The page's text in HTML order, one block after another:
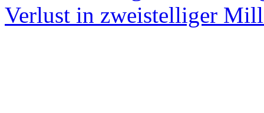
Verlust in zweistelliger